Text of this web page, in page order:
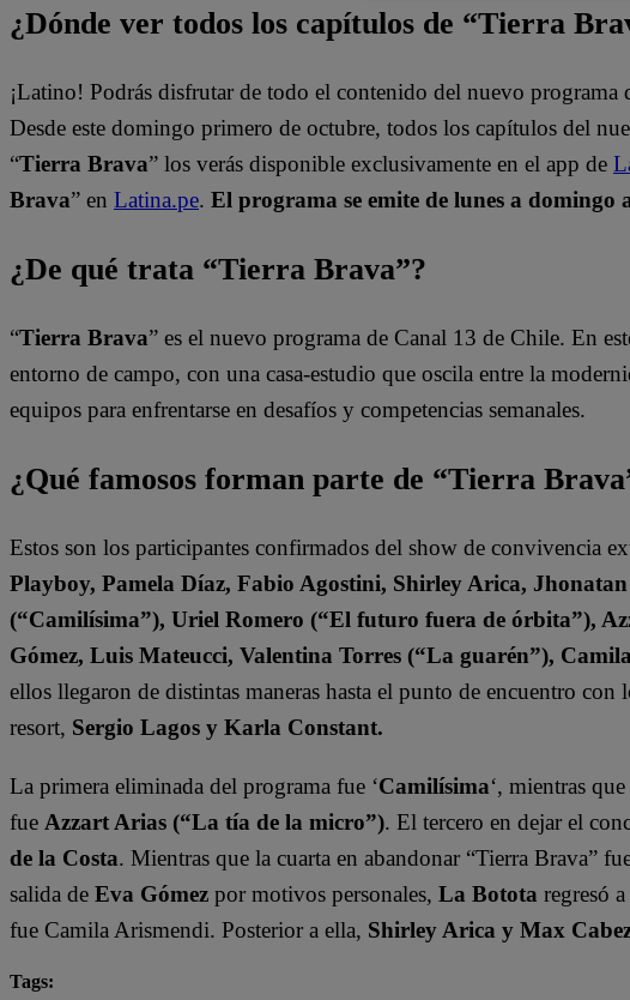
¿Dónde ver todos los capítulos de “Tierra
¡Latino! Podrás disfrutar de todo el contenido del nuevo programa
Desde este domingo primero de octubre, todos los capítulos del
“Tierra Brava” los verás disponible exclusivamente en el app de
Brava” en Latina.pe. El programa se emite de lunes a domingo
¿De qué trata “Tierra Brava”?
“Tierra Brava” es el nuevo programa de Canal 13 de Chile. En
entorno de campo, con una casa-estudio que oscila entre la
equipos para enfrentarse en desafíos y competencias semanales.
¿Qué famosos forman parte de “Tierra
Estos son los participantes confirmados del show de convivencia
Playboy, Pamela Díaz, Fabio Agostini, Shirley Arica,
(“Camilísima”), Uriel Romero (“El futuro fuera de órbita”),
Gómez, Luis Mateucci, Valentina Torres (“La guarén”),
ellos llegaron de distintas maneras hasta el punto de encuentro con
resort, Sergio Lagos y Karla Constant.
La primera eliminada del programa fue ‘Camilísima‘, mientras
fue Azzart Arias (“La tía de la micro”). El tercero en dejar el
de la Costa. Mientras que la cuarta en abandonar “Tierra Brava”
salida de Eva Gómez por motivos personales, La Botota regresó
fue Camila Arismendi. Posterior a ella, Shirley Arica y Max
Tags: